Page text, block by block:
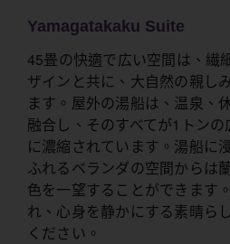
Yamagatakaku Suite
45畳の快適で広い空間は、繊
ザインと共に、大自然の親し
ます。屋外の湯船は、温泉、
融合し、そのすべてが1トン
に濃縮されています。湯船に
ふれるベランダの空間からは
色を一望することができます
れ、心身を静かにする素晴ら
ください。